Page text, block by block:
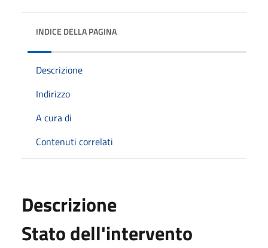
INDICE DELLA PAGINA
Descrizione
Indirizzo
A cura di
Contenuti correlati
Descrizione
Stato dell'intervento